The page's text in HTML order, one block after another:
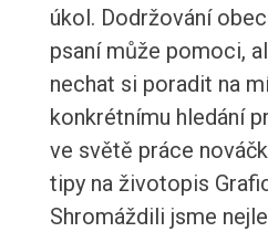
úkol. Dodržování
psaní může pomoci,
nechat si poradit na
konkrétnímu hledání
ve světě práce
tipy na životopis
Shromáždili jsme